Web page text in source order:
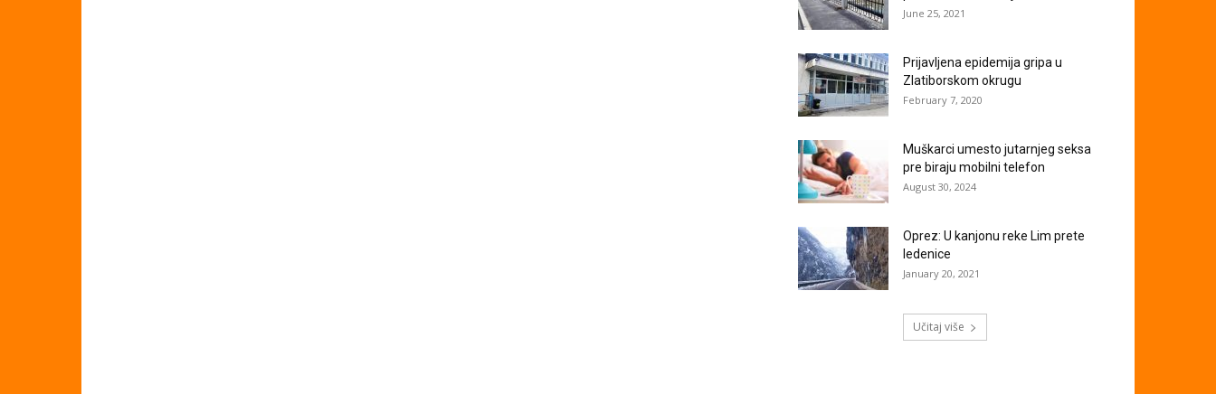
June 25, 2021
Prijavljena epidemija gripa u
Zlatiborskom okrugu
February 7, 2020
Muškarci umesto jutarnjeg seksa
pre biraju mobilni telefon
August 30, 2024
Oprez: U kanjonu reke Lim prete
ledenice
January 20, 2021
Učitaj više